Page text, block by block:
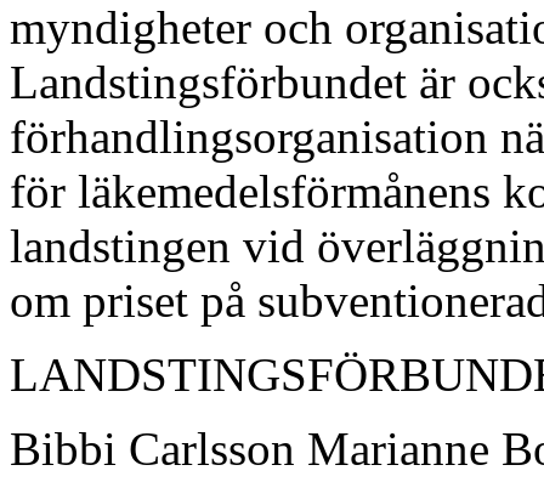
myndigheter och
Landstingsförbundet är
förhandlingsorganisation
för läkemedelsförmånens
landstingen vid
om priset på
Bibbi Carlsson Marianne